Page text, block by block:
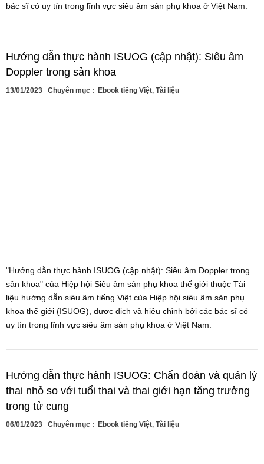
bác sĩ có uy tín trong lĩnh vực siêu âm sản phụ khoa ở Việt Nam.
Hướng dẫn thực hành ISUOG (cập nhật): Siêu âm
Doppler trong sản khoa
13/01/2023 Chuyên mục : Ebook tiếng Việt, Tài liệu
"Hướng dẫn thực hành ISUOG (cập nhật): Siêu âm Doppler trong
sản khoa" của Hiệp hội Siêu âm sản phụ khoa thế giới thuộc Tài
liệu hướng dẫn siêu âm tiếng Việt của Hiệp hội siêu âm sản phụ
khoa thế giới (ISUOG), được dịch và hiệu chỉnh bởi các bác sĩ có
uy tín trong lĩnh vực siêu âm sản phụ khoa ở Việt Nam.
Hướng dẫn thực hành ISUOG: Chẩn đoán và quản lý
thai nhỏ so với tuổi thai và thai giới hạn tăng trưởng
trong tử cung
06/01/2023 Chuyên mục : Ebook tiếng Việt, Tài liệu